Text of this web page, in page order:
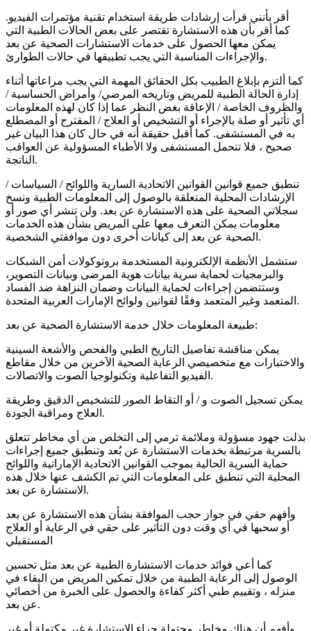
أقر بأنني قرأت إرشادات طريقة استخدام تقنية مؤتمرات الفيديو.
كما أقر بأن هذه الاستشارة تقتصر على بعض الحالات الطبية التي
يمكن معها الحصول على خدمات الاستشارات الصحية عن بعد
والإجراءات المناسبة التي يجب تطبيقها في حالات الطوارئ.
كما ألتزم بإبلاغ الطبيب بكل الحقائق المهمة التي يجب مراعاتها أثناء
إدارة الحالة الطبية للمريض وتاريخه المرضي/ وأمراض الحساسية /
والظروف الخاصة / الإعاقة بغض النظر عما إذا كان لهذه المعلومات
أي تأثير أو صلة بالإجراء أو التشخيص أو العلاج / المقترح أو المضطلع
به في المستشفى. كما أقبل حقيقة أنه في حال كان هذا البيان غير
صحيح ، فلا تتحمل المستشفى ولا الأطباء المسؤولية عن العواقب
الناتجة.
تنطبق جميع قوانين القوانين الاتحادية السارية واللوائح / السياسات /
الإرشادات المحلية المتعلقة بالوصول إلى المعلومات الطبية ونسخ
سجلاتي الصحية على هذه الاستشارة عن بعد. ولن تنشر أي صور أو
معلومات يمكن التعرف معها على المريض بشأن هذه الخدمات
الصحية عن بعد إلى كيانات أخرى دون موافقتي الشخصية.
ستشمل الأنظمة الإلكترونية المستخدمة بروتوكولات أمن الشبكات
والبرمجيات لحماية سرية بيانات هوية المرضى وبيانات التصوير،
وستتضمن إجراءات لحماية البيانات وضمان النزاهة ضد الفساد
المتعمد وغير المتعمد وفقًا لقوانين ولوائح الإمارات العربية المتحدة.
طبيعة المعلومات خلال خدمة الاستشارة الصحية عن بعد:
يمكن مناقشة تفاصيل التاريخ الطبي والفحص والأشعة السينية
والاختبارات مع متخصيصي الرعاية الصحية الآخرين من خلال مقاطع
الفيديو التفاعلية وتكنولوجيا الصوت والاتصالات.
يمكن تسجيل الصوت و / أو التقاط الصور للتشخيص الدقيق وطريقة
العلاج ومراقبة الجودة.
بذلت جهود مسؤولة وملائمة ترمي إلى التخلص من أي مخاطر تتعلق
بالسرية مرتبطة بخدمات الاستشارة عن بُعد وتنطبق جميع إجراءات
حماية السرية الحالية بموجب القوانين الاتحادية الإماراتية واللوائح
المحلية التي تنطبق على المعلومات التي تم الكشف عنها خلال هذه
الاستشارة عن بعد.
وأفهم حقي في جواز حجب الموافقة بشأن هذه الاستشارة عن بعد
أو سحبها في أي وقت دون التأثير على حقي في الرعاية أو العلاج
المستقبلي
كما أعي فوائد خدمات الاستشارة الطبية عن بعد مثل تحسين
الوصول إلى الرعاية الطبية من خلال تمكين المريض من البقاء في
منزله ، وتقييم طبي أكثر كفاءة والحصول على الخبرة من أخصائي
عن بعد.
وأفهم أن هناك مخاطر محتملة جراء الاستشارة غير مكتملة أو غير